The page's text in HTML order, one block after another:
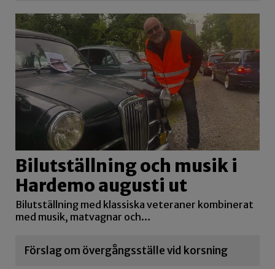
Bilutställning och musik i
Hardemo augusti ut
Bilutställning med klassiska veteraner kombinerat
med musik, matvagnar och…
Förslag om övergångsställe vid korsning